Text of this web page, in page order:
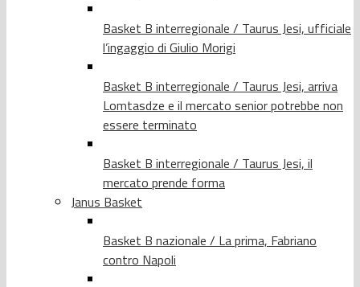
Basket B interregionale / Taurus Jesi, ufficiale
l’ingaggio di Giulio Morigi
Basket B interregionale / Taurus Jesi, arriva
Lomtasdze e il mercato senior potrebbe non
essere terminato
Basket B interregionale / Taurus Jesi, il
mercato prende forma
Janus Basket
Basket B nazionale / La prima, Fabriano
contro Napoli